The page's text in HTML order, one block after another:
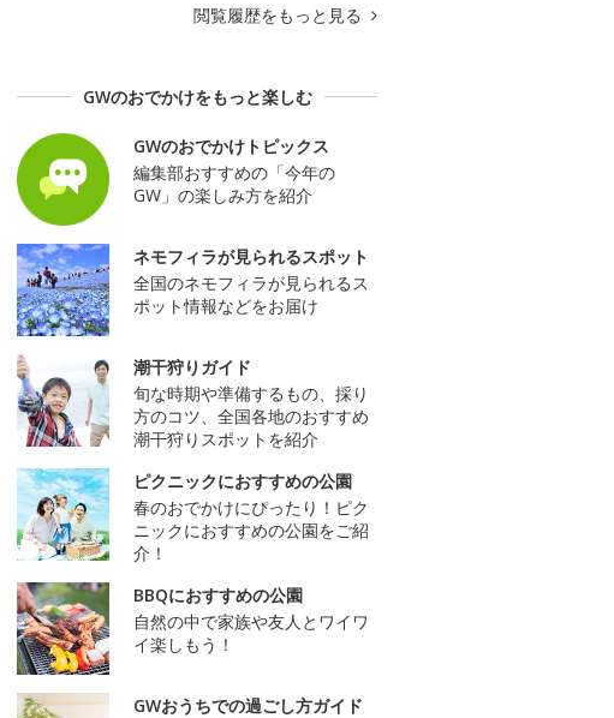
閲覧履歴をもっと見る
GWのおでかけをもっと楽しむ
GWのおでかけトピックス
編集部おすすめの「今年の
GW」の楽しみ方を紹介
ネモフィラが見られるスポット
全国のネモフィラが見られるス
ポット情報などをお届け
潮干狩りガイド
旬な時期や準備するもの、採り
方のコツ、全国各地のおすすめ
潮干狩りスポットを紹介
ピクニックにおすすめの公園
春のおでかけにぴったり！ピク
ニックにおすすめの公園をご紹
介！
BBQにおすすめの公園
自然の中で家族や友人とワイワ
イ楽しもう！
GWおうちでの過ごし方ガイド